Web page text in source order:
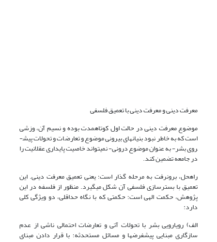
معرفت دینی و معرفت دینی با تعمیق فلسفی­
موضوع معرفت دینی در حالت اول کوتاه­­مدت بوده و نسیم آن، وزشی
است که به خاطر نبود بنیان­های بیرونی موضوع و تعارضات و تحولات پیش­
روی بشر- به عنوان موضوع درونی- نمی­تواند خاصیت پایداری عقلانیت را
در جامعه تضمین کند.
راه­حل، برون­رفت به مرحله گذار است؛ یعنی تعمیق معرفت دینی. این
تعمیق با بسترسازی فلسفی آن شکل می­گیرد. منظور از فلسفه در این
پژوهش، حکمت الهی است؛ حکمتی که با نگاه حداقلی، دو ویژگی کلی
دارد:
الف) رویارویی بشر با تحولات آتی و تعارضات احتمالی ناشی از عدم
سازگاری مبنایی پیش­فرض­ها و مسائل مستحدثه؛ با قرار دادن مبنای